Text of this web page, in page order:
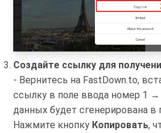
Создайте ссылку для
- Вернитесь на FastDown.to,
ссылку в поле ввода номер 1 →
данных будет сгенерирована
Нажмите кнопку Копировать,